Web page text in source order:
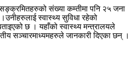
संख्या कम्तीमा पनि २५ जना
स्वास्थ्य सुविधा रहेको
छ । यहाँको स्वास्थ्य मन्त्रालयले
सञ्चारमाध्यमहरुले जानकारी दिएका छन् ।